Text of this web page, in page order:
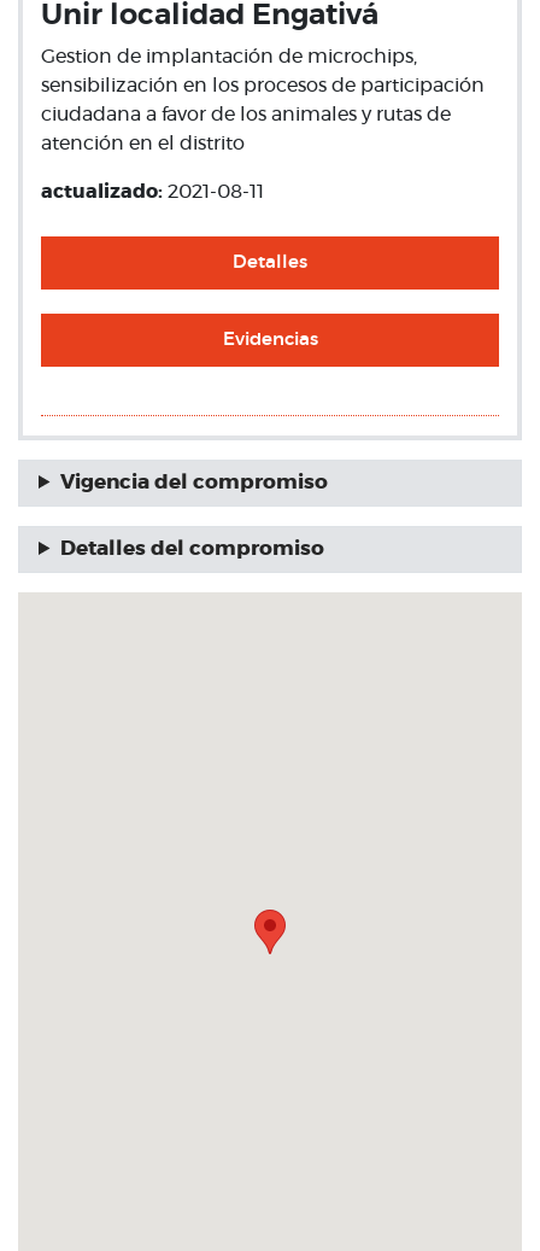
Unir localidad Engativá
Gestion de implantación de microchips,
sensibilización en los procesos de participación
ciudadana a favor de los animales y rutas de
atención en el distrito
actualizado: 2021-08-11
Detalles
Evidencias
Vigencia del compromiso
Detalles del compromiso